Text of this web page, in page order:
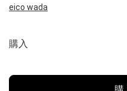
eico wada
購入